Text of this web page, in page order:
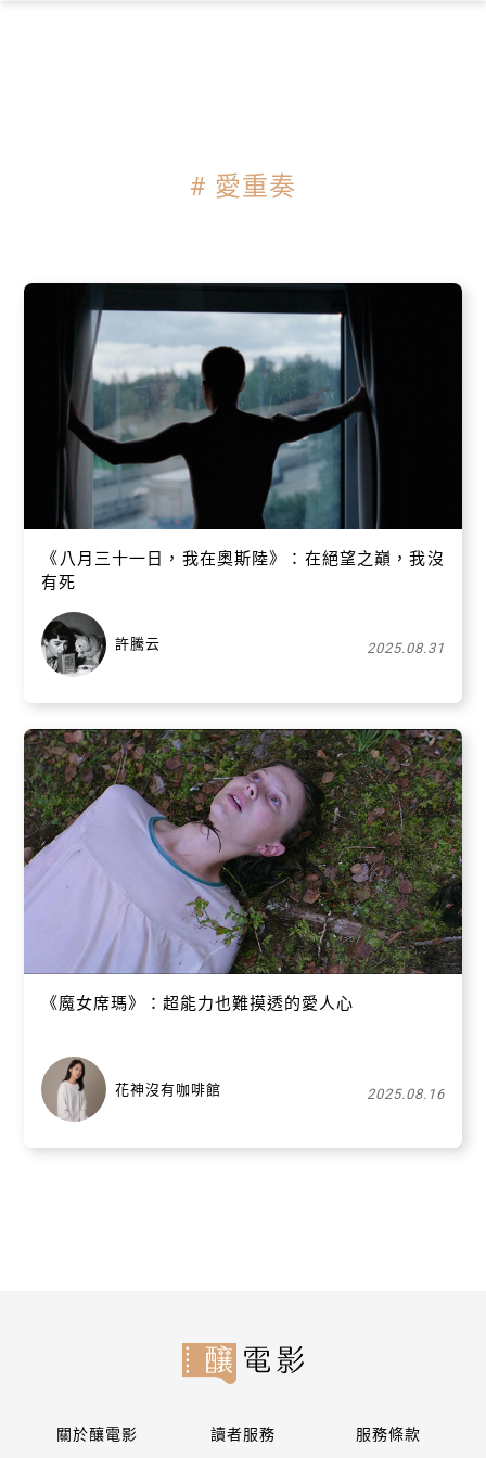
# 愛重奏
《八月三十一日，我在奧斯陸》：在絕望之巔，我沒
有死
許騰云 2025.08.31
《魔女席瑪》：超能力也難摸透的愛人心
花神沒有咖啡館 2025.08.16
關於釀電影 讀者服務 服務條款
關閉